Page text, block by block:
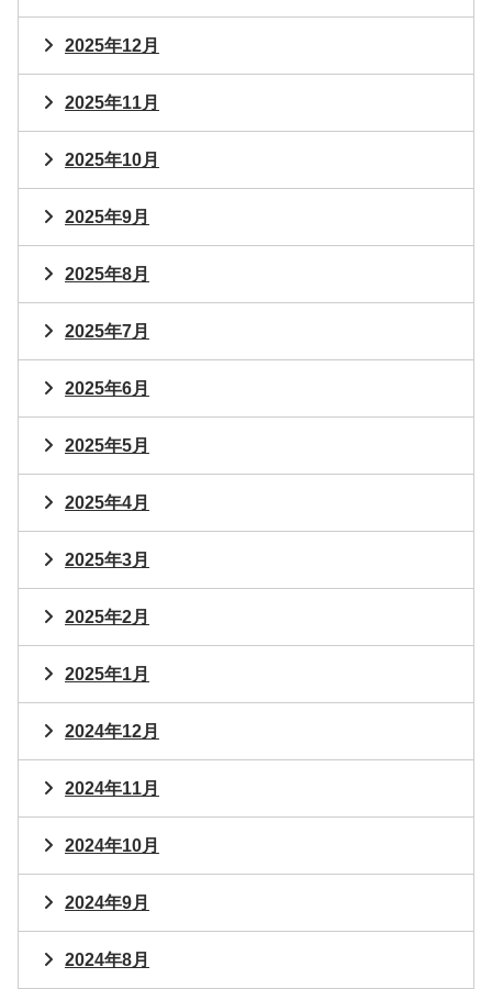
2025年12月
2025年11月
2025年10月
2025年9月
2025年8月
2025年7月
2025年6月
2025年5月
2025年4月
2025年3月
2025年2月
2025年1月
2024年12月
2024年11月
2024年10月
2024年9月
2024年8月